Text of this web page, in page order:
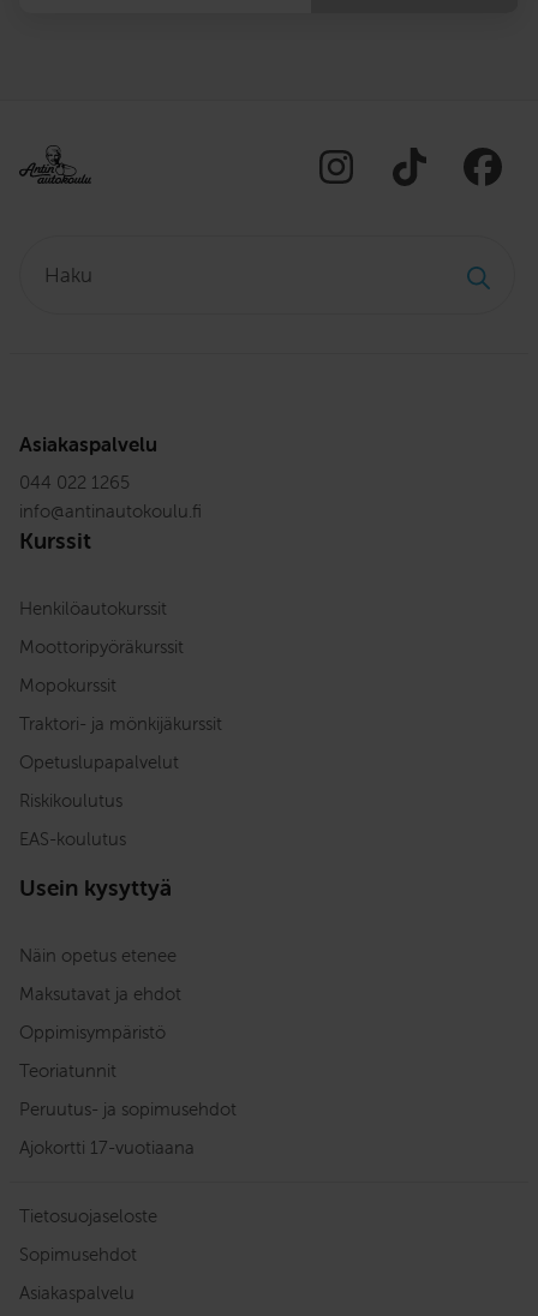
Asiakaspalvelu
044 022 1265
info@antinautokoulu.fi
Kurssit
Henkilöautokurssit
Moottoripyöräkurssit
Mopokurssit
Traktori- ja mönkijäkurssit
Opetuslupapalvelut
Riskikoulutus
EAS-koulutus
Usein kysyttyä
Näin opetus etenee
Maksutavat ja ehdot
Oppimisympäristö
Teoriatunnit
Peruutus- ja sopimusehdot
Ajokortti 17-vuotiaana
Tietosuojaseloste
Sopimusehdot
Asiakaspalvelu